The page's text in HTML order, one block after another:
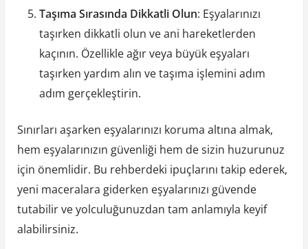
Taşıma Sırasında Dikkatli Olun: Eşyalarınızı
taşırken dikkatli olun ve ani hareketlerden
kaçının. Özellikle ağır veya büyük eşyaları
taşırken yardım alın ve taşıma işlemini adım
adım gerçekleştirin.
Sınırları aşarken eşyalarınızı koruma altına almak,
hem eşyalarınızın güvenliği hem de sizin huzurunuz
için önemlidir. Bu rehberdeki ipuçlarını takip ederek,
yeni maceralara giderken eşyalarınızı güvende
tutabilir ve yolculuğunuzdan tam anlamıyla keyif
alabilirsiniz.